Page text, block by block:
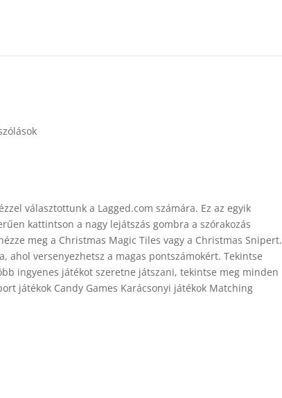
választottunk a Lagged.com számára. Ez az egyik
kattintson a nagy lejátszás gombra a szórakozás
meg a Christmas Magic Tiles vagy a Christmas Snipert.
versenyezhetsz a magas pontszámokért. Tekintse
ingyenes játékot szeretne játszani, tekintse meg minden
játékok Candy Games Karácsonyi játékok Matching